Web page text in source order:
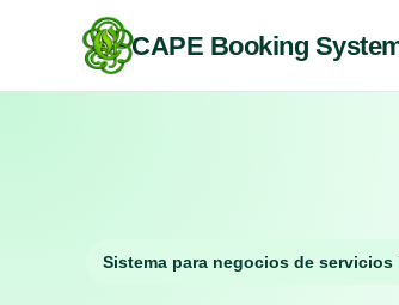
CAPE Booking
Sistema para negocios de servicios